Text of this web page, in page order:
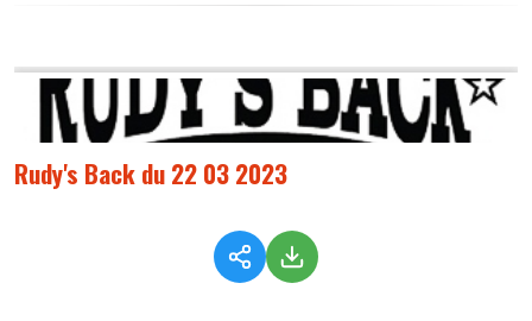
Rudy's Back du 22 03 2023